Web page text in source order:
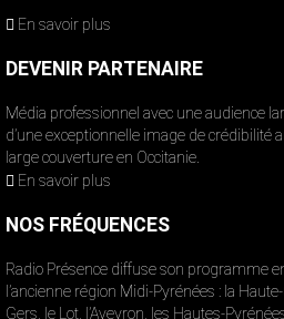
En savoir plus
DEVENIR PARTENAIRE
Média professionnel avec une audience
d’une exceptionnelle image de crédibilité
large couverture en Occitanie.
En savoir plus
NOS FRÉQUENCES
Radio Présence diffuse son programme
l’ancienne région Midi-Pyrénées : la
Gers, le Lot, l’Aveyron, les Hautes-